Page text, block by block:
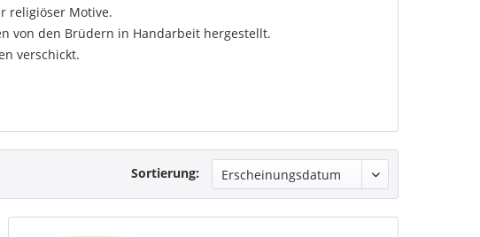
religiöser Motive.
von den Brüdern in Handarbeit hergestellt.
verschickt.
Sortierung: